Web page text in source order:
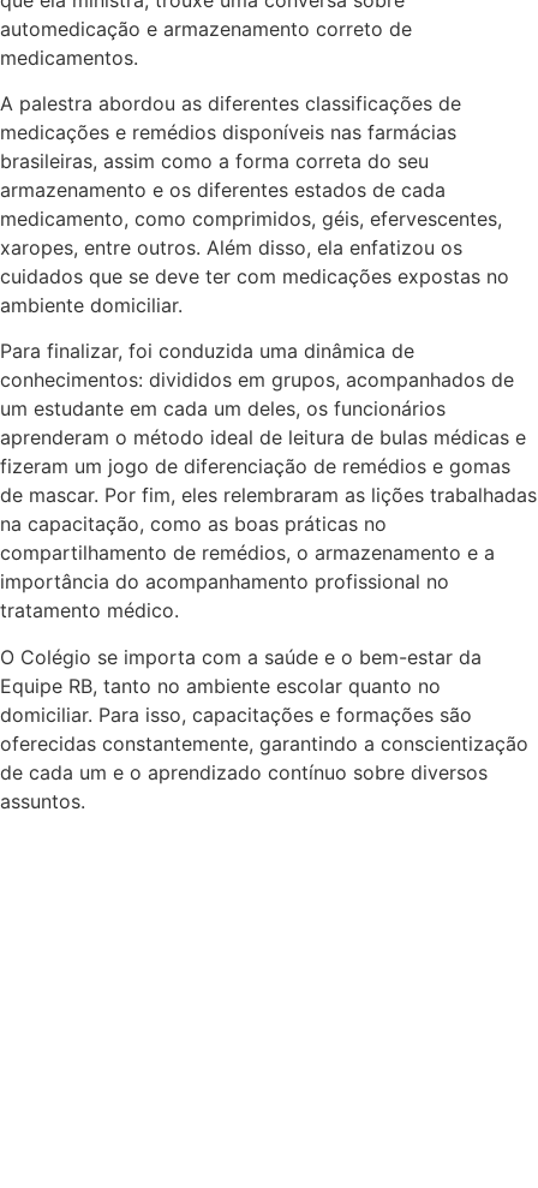
automedicação e armazenamento correto de
medicamentos.
A palestra abordou as diferentes classificações de
medicações e remédios disponíveis nas farmácias
brasileiras, assim como a forma correta do seu
armazenamento e os diferentes estados de cada
medicamento, como comprimidos, géis, efervescentes,
xaropes, entre outros. Além disso, ela enfatizou os
cuidados que se deve ter com medicações expostas no
ambiente domiciliar.
Para finalizar, foi conduzida uma dinâmica de
conhecimentos: divididos em grupos, acompanhados de
um estudante em cada um deles, os funcionários
aprenderam o método ideal de leitura de bulas médicas e
fizeram um jogo de diferenciação de remédios e gomas
de mascar. Por fim, eles relembraram as lições trabalhadas
na capacitação, como as boas práticas no
compartilhamento de remédios, o armazenamento e a
importância do acompanhamento profissional no
tratamento médico.
O Colégio se importa com a saúde e o bem-estar da
Equipe RB, tanto no ambiente escolar quanto no
domiciliar. Para isso, capacitações e formações são
oferecidas constantemente, garantindo a conscientização
de cada um e o aprendizado contínuo sobre diversos
assuntos.